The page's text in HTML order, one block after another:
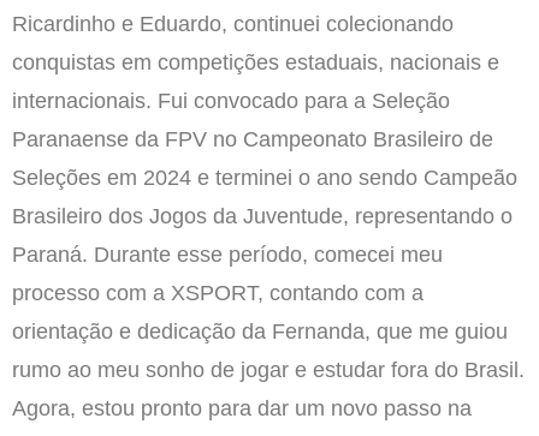
Ricardinho e Eduardo, continuei colecionando
conquistas em competições estaduais, nacionais e
internacionais. Fui convocado para a Seleção
Paranaense da FPV no Campeonato Brasileiro de
Seleções em 2024 e terminei o ano sendo Campeão
Brasileiro dos Jogos da Juventude, representando o
Paraná. Durante esse período, comecei meu
processo com a XSPORT, contando com a
orientação e dedicação da Fernanda, que me guiou
rumo ao meu sonho de jogar e estudar fora do Brasil.
Agora, estou pronto para dar um novo passo na